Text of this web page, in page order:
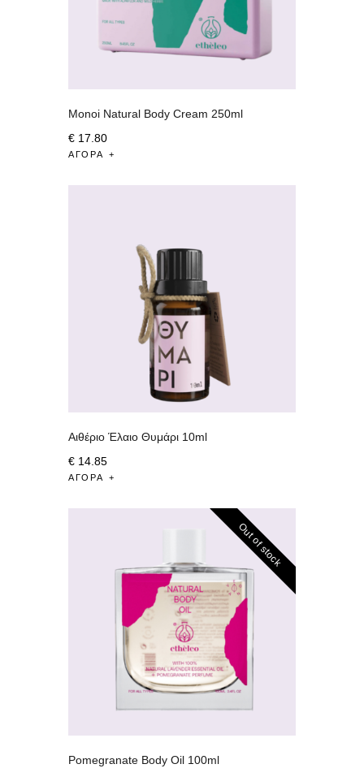
Monoi Natural Body Cream 250ml
€ 17 80
ΑΓΟΡΆ
Αιθέριο Έλαιο Θυμάρι 10ml
€ 14. 85
ΑΓΟΡΆ
Out of stock
Pomegranate Body Oil 100ml